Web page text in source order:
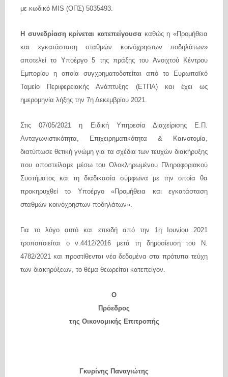
με κωδικό MIS (ΟΠΣ) 5035493.
Η συνεδρίαση κρίνεται κατεπείγουσα καθώς η «Προμήθεια
και εγκατάσταση σταθμών κοινόχρηστων
ποδηλάτων»
αποτελεί το Υποέργο 5 της πράξης του Ανοιχτού Κέντρου
Εμπορίου η οποία συγχρηματοδοτείται από το Ευρωπαϊκό
Ταμείο Περιφερειακής Ανάπτυξης (ΕΤΠΑ) και έχει ως
ημερομηνία λήξης την 7η Δεκεμβρίου 2021.
Στις 07/05/2021 η Ειδική Υπηρεσία Διαχείρισης Ε.Π.
Ανταγωνιστικότητα, Επιχειρηματικότητα & Καινοτομία,
διατύπωσε θετική γνώμη για τα σχέδια των τευχών διακήρυξης
που αποστείλαμε μέσω του Ολοκληρωμένου Πληροφοριακού
Συστήματος και τη διαδικασία σύμφωνα με την οποία θα
προκηρυχθεί το Υποέργο «Προμήθεια και εγκατάσταση
σταθμών κοινόχρηστων ποδηλάτων».
Για το λόγο αυτό και επειδή από την 1η Ιουνίου 2021
τροποποιείται ο ν.4412/2016 μετά τη δημοσίευση του Ν.
4782/2021 και προστίθενται νέα δεδομένα στα πρότυπα τεύχη
των διακηρύξεων, το θέμα θεωρείται κατεπείγον.
Ο
Πρόεδρος
της Οικονομικής Επιτροπής
Γκυρίνης Παναγιώτης